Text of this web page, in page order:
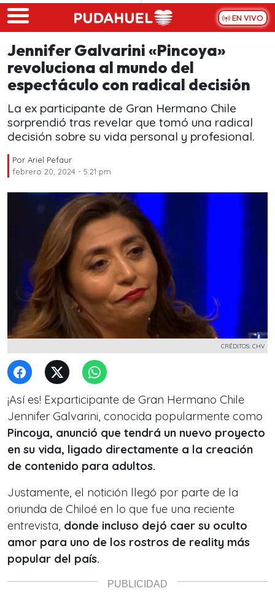
Skip to main content
EN VIVO
Jennifer Galvarini «Pincoya»
revoluciona al mundo del
espectáculo con radical decisión
La ex participante de Gran Hermano Chile
sorprendió tras revelar que tomó una radical
decisión sobre su vida personal y profesional.
Por Ariel Pefaur
febrero 20, 2024 - 5:21 pm
CRÉDITOS: CHV
¡Así es! Exparticipante de Gran Hermano Chile
Jennifer Galvarini, conocida popularmente como
Pincoya, anunció que tendrá un nuevo proyecto
en su vida, ligado directamente a la creación
de contenido para adultos.
Justamente, el notición llegó por parte de la
oriunda de Chiloé en lo que fue una reciente
entrevista, donde incluso dejó caer su oculto
amor para uno de los rostros de reality más
popular del país.